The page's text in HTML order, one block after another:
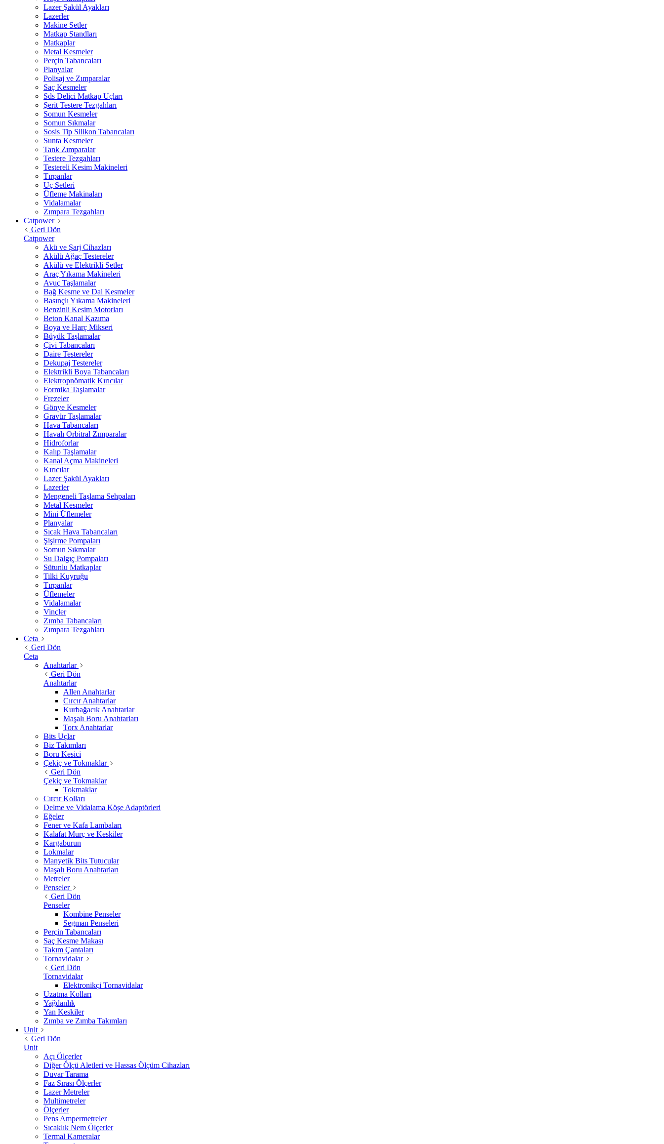
Lazer Şakül Ayakları
Lazerler
Makine Setler
Matkap Standları
Matkaplar
Metal Kesmeler
Perçin Tabancaları
Planyalar
Polisaj ve Zımparalar
Saç Kesmeler
Sds Delici Matkap Uçları
Şerit Testere Tezgahları
Somun Kesmeler
Somun Sıkmalar
Sosis Tip Silikon Tabancaları
Sunta Kesmeler
Tank Zımparalar
Testere Tezgahları
Testereli Kesim Makineleri
Tırpanlar
Uç Setleri
Üfleme Makinaları
Vidalamalar
Zımpara Tezgahları
Catpower
Geri Dön
Catpower
Akü ve Şarj Cihazları
Akülü Ağaç Testereler
Akülü ve Elektrikli Setler
Araç Yıkama Makineleri
Avuç Taşlamalar
Bağ Kesme ve Dal Kesmeler
Basınçlı Yıkama Makineleri
Benzinli Kesim Motorları
Beton Kanal Kazıma
Boya ve Harç Mikseri
Büyük Taşlamalar
Çivi Tabancaları
Daire Testereler
Dekupaj Testereler
Elektrikli Boya Tabancaları
Elektropnömatik Kırıcılar
Formika Taşlamalar
Frezeler
Gönye Kesmeler
Gravür Taşlamalar
Hava Tabancaları
Havalı Orbitral Zımparalar
Hidroforlar
Kalıp Taşlamalar
Kanal Açma Makineleri
Kırıcılar
Lazer Şakül Ayakları
Lazerler
Mengeneli Taşlama Sehpaları
Metal Kesmeler
Mini Üflemeler
Planyalar
Sıcak Hava Tabancaları
Şişirme Pompaları
Somun Sıkmalar
Su Dalgıç Pompaları
Sütunlu Matkaplar
Tilki Kuyruğu
Tırpanlar
Üflemeler
Vidalamalar
Vinçler
Zımba Tabancaları
Zımpara Tezgahları
Ceta
Geri Dön
Ceta
Anahtarlar
Geri Dön
Anahtarlar
Allen Anahtarlar
Cırcır Anahtarlar
Kurbağacık Anahtarlar
Maşalı Boru Anahtarları
Torx Anahtarlar
Bits Uçlar
Biz Takımları
Boru Kesici
Çekiç ve Tokmaklar
Geri Dön
Çekiç ve Tokmaklar
Tokmaklar
Cırcır Kolları
Delme ve Vidalama Köşe Adaptörleri
Eğeler
Fener ve Kafa Lambaları
Kalafat Murç ve Keskiler
Kargaburun
Lokmalar
Manyetik Bits Tutucular
Maşalı Boru Anahtarları
Metreler
Penseler
Geri Dön
Penseler
Kombine Penseler
Segman Penseleri
Perçin Tabancaları
Saç Kesme Makası
Takım Çantaları
Tornavidalar
Geri Dön
Tornavidalar
Elektronikçi Tornavidalar
Uzatma Kolları
Yağdanlık
Yan Keskiler
Zımba ve Zımba Takımları
Unit
Geri Dön
Unit
Açı Ölçerler
Diğer Ölçü Aletleri ve Hassas Ölçüm Cihazları
Duvar Tarama
Faz Sırası Ölçerler
Lazer Metreler
Multimetreler
Ölçerler
Pens Ampermetreler
Sıcaklık Nem Ölçerler
Termal Kameralar